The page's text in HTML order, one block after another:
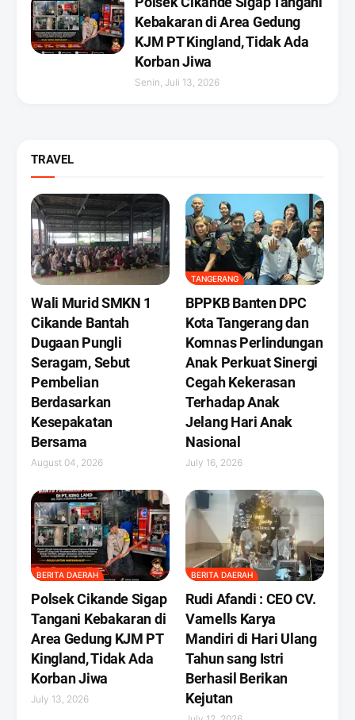
Kebakaran di Area Gedung
KJM PT Kingland, Tidak Ada
Korban Jiwa
Senin, Juli 13, 2026
TRAVEL
Wali Murid SMKN 1
Cikande Bantah
Dugaan Pungli
Seragam, Sebut
Pembelian
Berdasarkan
Kesepakatan
Bersama
August 04, 2026
TANGERANG
BPPKB Banten DPC
Kota Tangerang dan
Komnas Perlindungan
Anak Perkuat Sinergi
Cegah Kekerasan
Terhadap Anak
Jelang Hari Anak
Nasional
July 16, 2026
BERITA DAERAH
Polsek Cikande Sigap
Tangani Kebakaran di
Area Gedung KJM PT
Kingland, Tidak Ada
Korban Jiwa
July 13, 2026
BERITA DAERAH
Rudi Afandi : CEO CV.
Vamells Karya
Mandiri di Hari Ulang
Tahun sang Istri
Berhasil Berikan
Kejutan ‎